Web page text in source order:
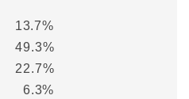
13.7%
49.3%
22.7%
6.3%